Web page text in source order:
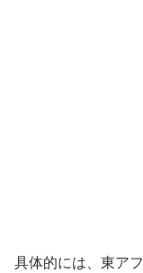
具体的には、東ア